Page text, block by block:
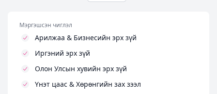
Мэргэшсэн чиглэл
Арилжаа & Бизнесийн эрх зүй
Иргэний эрх зүй
Олон Улсын хувийн эрх зүй
Үнэт цаас & Хөрөнгийн зах зээл